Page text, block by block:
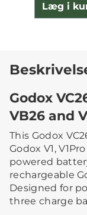
Læg i
Godox
VB26 and
This Godox
Godox V1,
powered
rechargeable
Designed for
three charge